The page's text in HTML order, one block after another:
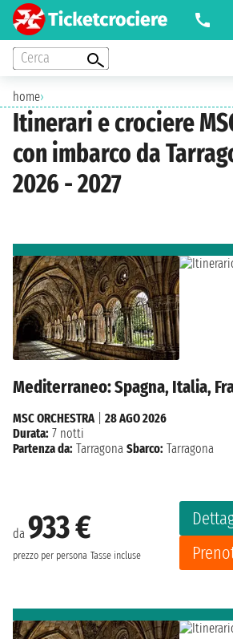
Cerca
home›
Itinerari e crociere
con imbarco da
2026 - 2027
Mediterraneo: Spagna, Italia,
da 933 €
prezzo per persona Tasse incluse
MSC ORCHESTRA
28 AGO 2026
Durata: 7 notti
Partenza da: Tarragona Sbarco: Tarragona